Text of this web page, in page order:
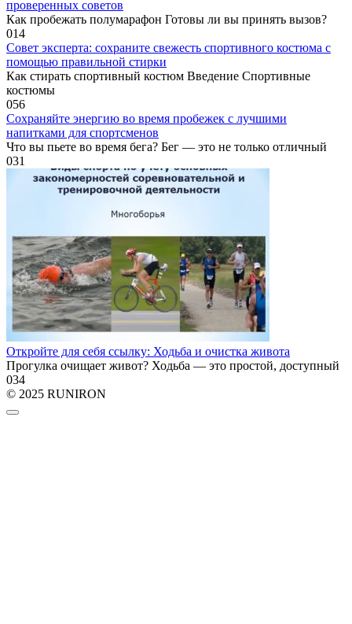
проверенных советов
Как пробежать полумарафон Готовы ли вы принять вызов?
014
Совет эксперта: сохраните свежесть спортивного костюма с
помощью правильной стирки
Как стирать спортивный костюм Введение Спортивные
костюмы
056
Сохраняйте энергию во время пробежек с лучшими
напитками для спортсменов
Что вы пьете во время бега? Бег — это не только отличный
031
Откройте для себя ссылку: Ходьба и очистка живота
Прогулка очищает живот? Ходьба — это простой, доступный
034
© 2025 RUNIRON